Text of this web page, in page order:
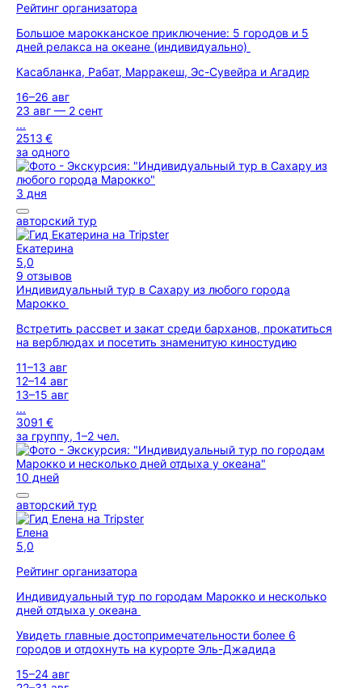
Рейтинг организатора
Большое марокканское приключение: 5 городов и 5
дней релакса на океане (индивидуально)
Касабланка, Рабат, Марракеш, Эс-Сувейра и Агадир
16–26 авг
23 авг — 2 сент
...
2513 €
за одного
3 дня
авторский тур
Екатерина
5,0
9 отзывов
Индивидуальный тур в Сахару из любого города
Марокко
Встретить рассвет и закат среди барханов, прокатиться
на верблюдах и посетить знаменитую киностудию
11–13 авг
12–14 авг
13–15 авг
...
3091 €
за группу, 1–2 чел.
10 дней
авторский тур
Елена
5,0
Рейтинг организатора
Индивидуальный тур по городам Марокко и несколько
дней отдыха у океана
Увидеть главные достопримечательности более 6
городов и отдохнуть на курорте Эль-Джадида
15–24 авг